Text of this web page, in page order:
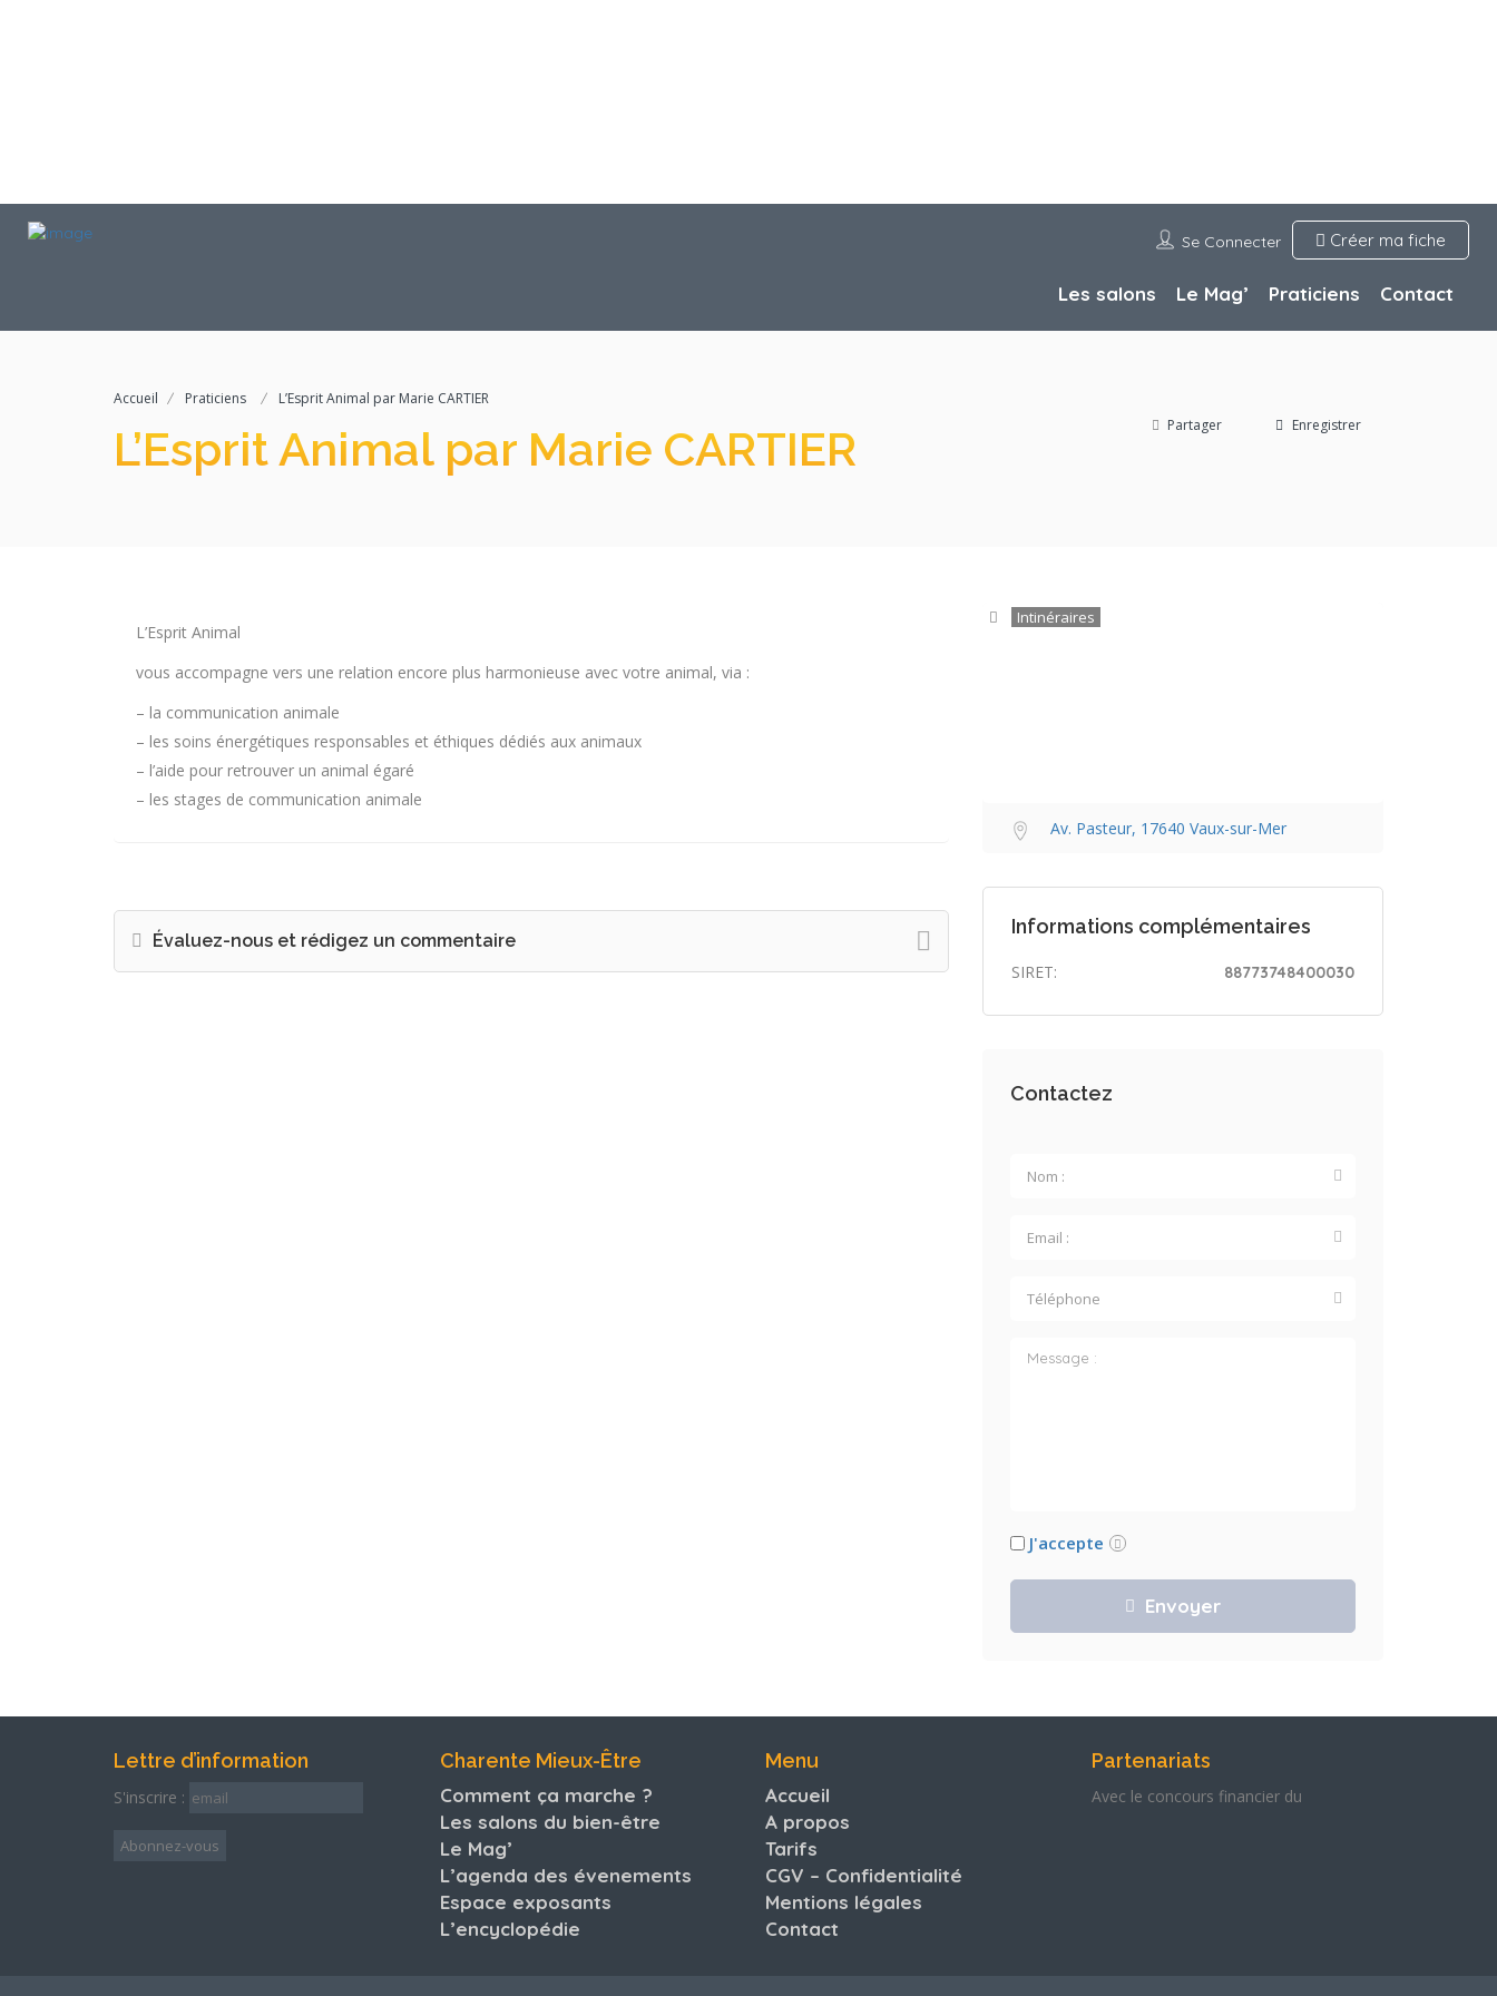
Se Connecter Créer ma fiche
Les salons Le Mag’ Praticiens Contact
Accueil Praticiens L’Esprit Animal par Marie CARTIER
L’Esprit Animal par Marie CARTIER Enregistrer
Partager
L’Esprit Animal
vous accompagne vers une relation encore plus harmonieuse avec votre animal, via :
– la communication animale
– les soins énergétiques responsables et éthiques dédiés aux animaux
– l’aide pour retrouver un animal égaré
– les stages de communication animale
Évaluez-nous et rédigez un commentaire
Intinéraires
Av. Pasteur, 17640 Vaux-sur-Mer
Informations complémentaires
SIRET: 88773748400030
Contactez
J'accepte
Lettre d’information
S'inscrire :
Charente Mieux-Être
Comment ça marche ?
Les salons du bien-être
Le Mag’
L’agenda des évenements
Espace exposants
L’encyclopédie
Menu
Accueil
A propos
Tarifs
CGV – Confidentialité
Mentions légales
Contact
Partenariats
Avec le concours financier du